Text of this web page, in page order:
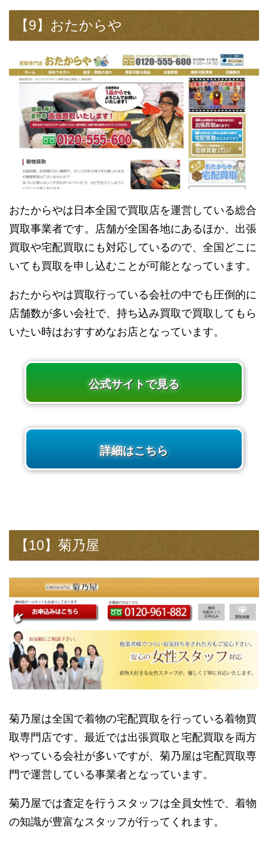
【9】おたからや
おたからやは日本全国で買取店を運営している総合
買取事業者です。店舗が全国各地にあるほか、出張
買取や宅配買取にも対応しているので、全国どこに
いても買取を申し込むことが可能となっています。
おたからやは買取行っている会社の中でも圧倒的に
店舗数が多い会社で、持ち込み買取で買取してもら
いたい時はおすすめなお店となっています。
公式サイトで見る
詳細はこちら
【10】菊乃屋
菊乃屋は全国で着物の宅配買取を行っている着物買
取専門店です。最近では出張買取と宅配買取を両方
やっている会社が多いですが、菊乃屋は宅配買取専
門で運営している事業者となっています。
菊乃屋では査定を行うスタッフは全員女性で、着物
の知識が豊富なスタッフが行ってくれます。